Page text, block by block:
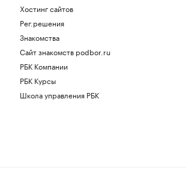
Хостинг сайтов
Рег.решения
Знакомства
Сайт знакомств podbor.ru
РБК Компании
РБК Курсы
Школа управления РБК